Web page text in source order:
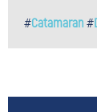
#Catamaran #